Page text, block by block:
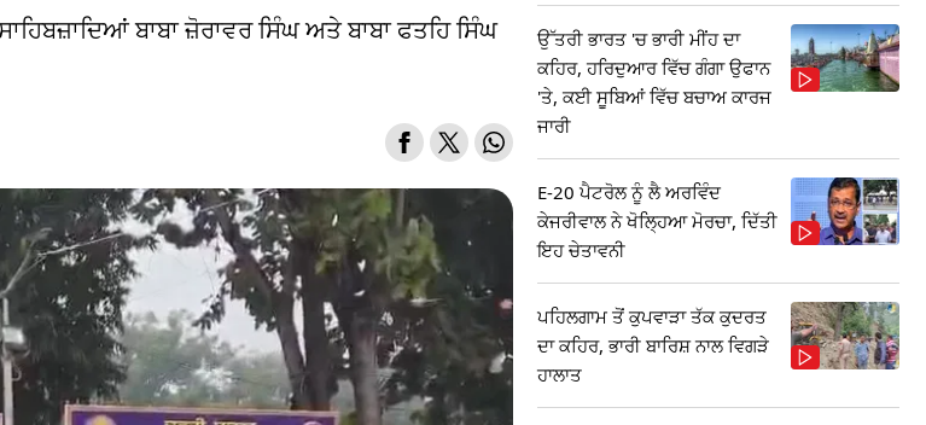
ਬਾਬਾ ਜ਼ੋਰਾਵਰ ਸਿੰਘ ਅਤੇ ਬਾਬਾ ਫਤਹਿ ਸਿੰਘ
ਉੱਤਰੀ ਭਾਰਤ 'ਚ ਭਾਰੀ ਮੀਂਹ ਦਾ
ਕਹਿਰ, ਹਰਿਦੁਆਰ ਵਿੱਚ ਗੰਗਾ ਉਫਾਨ
'ਤੇ, ਕਈ ਸੂਬਿਆਂ ਵਿੱਚ ਬਚਾਅ ਕਾਰਜ
ਜਾਰੀ
E-20 ਪੈਟਰੋਲ ਨੂੰ ਲੈ ਅਰਵਿੰਦ
ਕੇਜਰੀਵਾਲ ਨੇ ਖੋਲ੍ਹਿਆ ਮੋਰਚਾ, ਦਿੱਤੀ
ਇਹ ਚੇਤਾਵਨੀ
ਪਹਿਲਗਾਮ ਤੋਂ ਕੁਪਵਾੜਾ ਤੱਕ ਕੁਦਰਤ
ਦਾ ਕਹਿਰ, ਭਾਰੀ ਬਾਰਿਸ਼ ਨਾਲ ਵਿਗੜੇ
ਹਾਲਾਤ